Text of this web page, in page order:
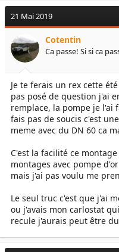
21 Mai 2019
Cotentin
Ca passe! Si si ca
Je te ferais un rex cette
pas posé de question j'ai
remplace, la pompe je l'ai
fais pas de soucis c'est
meme avec du DN 60 ca
C'est la facilité ce
montages avec pompe
mais j'ai pas voulu me
Le seul truc c'est que j'ai
ou j'avais mon carlostat
recule j'aurais peut être